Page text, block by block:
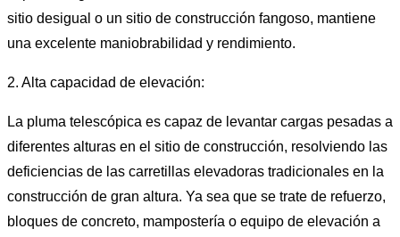
sitio desigual o un sitio de construcción fangoso, mantiene
una excelente maniobrabilidad y rendimiento.
2. Alta capacidad de elevación:
La pluma telescópica es capaz de levantar cargas pesadas a
diferentes alturas en el sitio de construcción, resolviendo las
deficiencias de las carretillas elevadoras tradicionales en la
construcción de gran altura. Ya sea que se trate de refuerzo,
bloques de concreto, mampostería o equipo de elevación a